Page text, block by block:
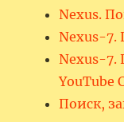
Nexus.
Nexus-7.
Nexus-7.
YouTube
Поиск,